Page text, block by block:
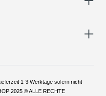
1-3 Werktage sofern nicht
2025 © ALLE RECHTE